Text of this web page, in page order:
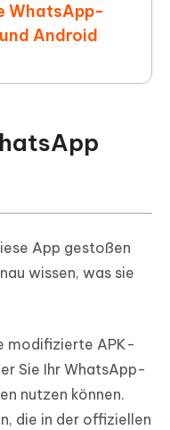
WhatsApp-
Android
App gestoßen
wissen, was sie
modifizierte APK-
Sie Ihr WhatsApp-
nutzen können.
die in der offiziellen